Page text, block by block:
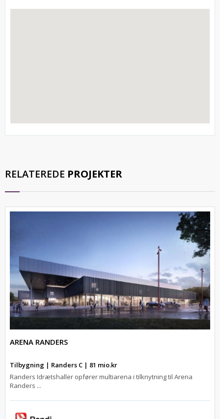
RELATEREDE PROJEKTER
ARENA RANDERS
Tilbygning | Randers C | 81 mio.kr
Randers Idrætshaller opfører multiarena i tilknytning til Arena
Randers ...